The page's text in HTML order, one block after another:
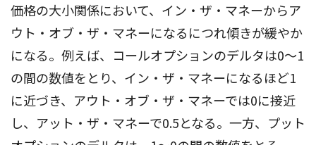
価格の大小関係において、イン・ザ・マネーからア
ウト・オブ・ザ・マネーになるにつれ傾きが緩やか
になる。例えば、コールオプションのデルタは0～1
の間の数値をとり、イン・ザ・マネーになるほど1
に近づき、アウト・オブ・ザ・マネーでは0に接近
し、アット・ザ・マネーで0.5となる。一方、プット